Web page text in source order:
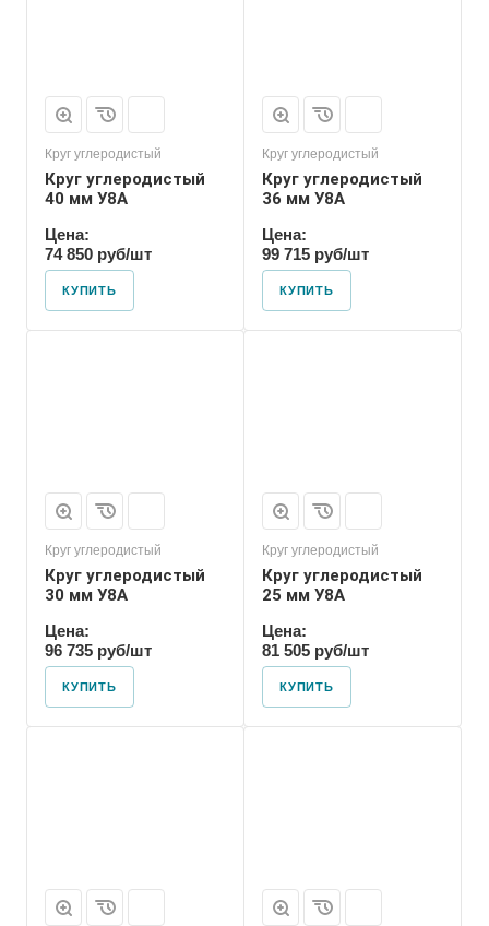
Круг углеродистый
Круг углеродистый
40 мм У8А
Цена:
74 850 руб/шт
КУПИТЬ
Круг углеродистый
Круг углеродистый
36 мм У8А
Цена:
99 715 руб/шт
КУПИТЬ
Круг углеродистый
Круг углеродистый
30 мм У8А
Цена:
96 735 руб/шт
КУПИТЬ
Круг углеродистый
Круг углеродистый
25 мм У8А
Цена:
81 505 руб/шт
КУПИТЬ